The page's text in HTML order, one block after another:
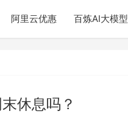
阿里云优惠 百炼AI大模型
休息吗？